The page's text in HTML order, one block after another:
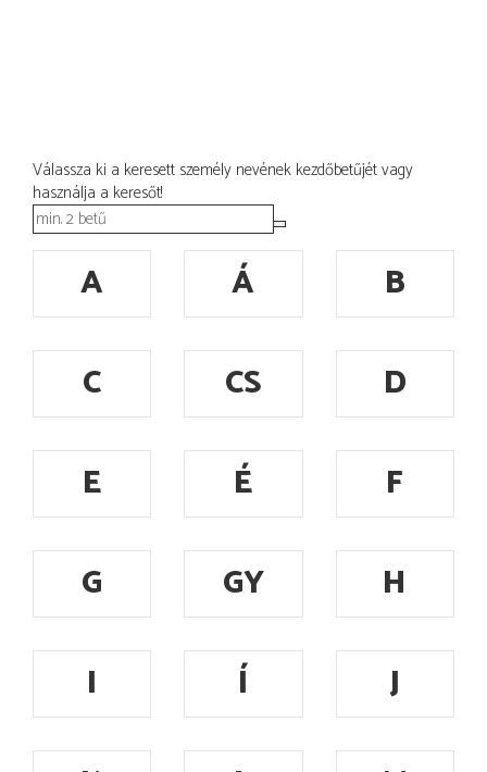
Válassza ki a keresett személy nevének kezdőbetűjét vagy
használja a keresőt!
A Á
B
C
CS
D
E
É
F
G
GY
H
I
Í
J